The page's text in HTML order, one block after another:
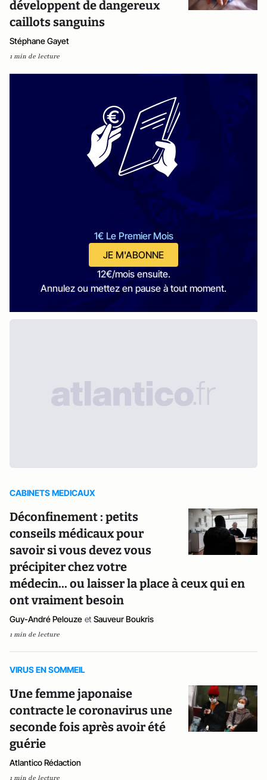
développent de dangereux
caillots sanguins
Stéphane Gayet
1 min de lecture
1€ Le Premier Mois
JE M'ABONNE
12€/mois ensuite.
Annulez ou mettez en pause à tout moment.
CABINETS MEDICAUX
Déconfinement : petits
conseils médicaux pour
savoir si vous devez vous
précipiter chez votre
médecin... ou laisser la place à ceux qui en
ont vraiment besoin
Guy-André Pelouze et Sauveur Boukris
1 min de lecture
VIRUS EN SOMMEIL
Une femme japonaise
contracte le coronavirus une
seconde fois après avoir été
guérie
Atlantico Rédaction
1 min de lecture